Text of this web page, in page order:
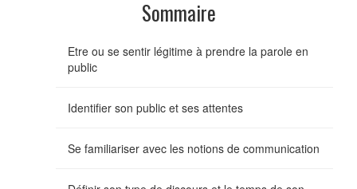
Sommaire
Etre ou se sentir légitime à prendre la parole en
public
Identifier son public et ses attentes
Se familiariser avec les notions de communication